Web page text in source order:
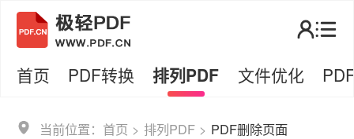
首页 PDF转换 排列PDF 文件优化
当前位置： 首页 > 排列PDF> PDF删除页面